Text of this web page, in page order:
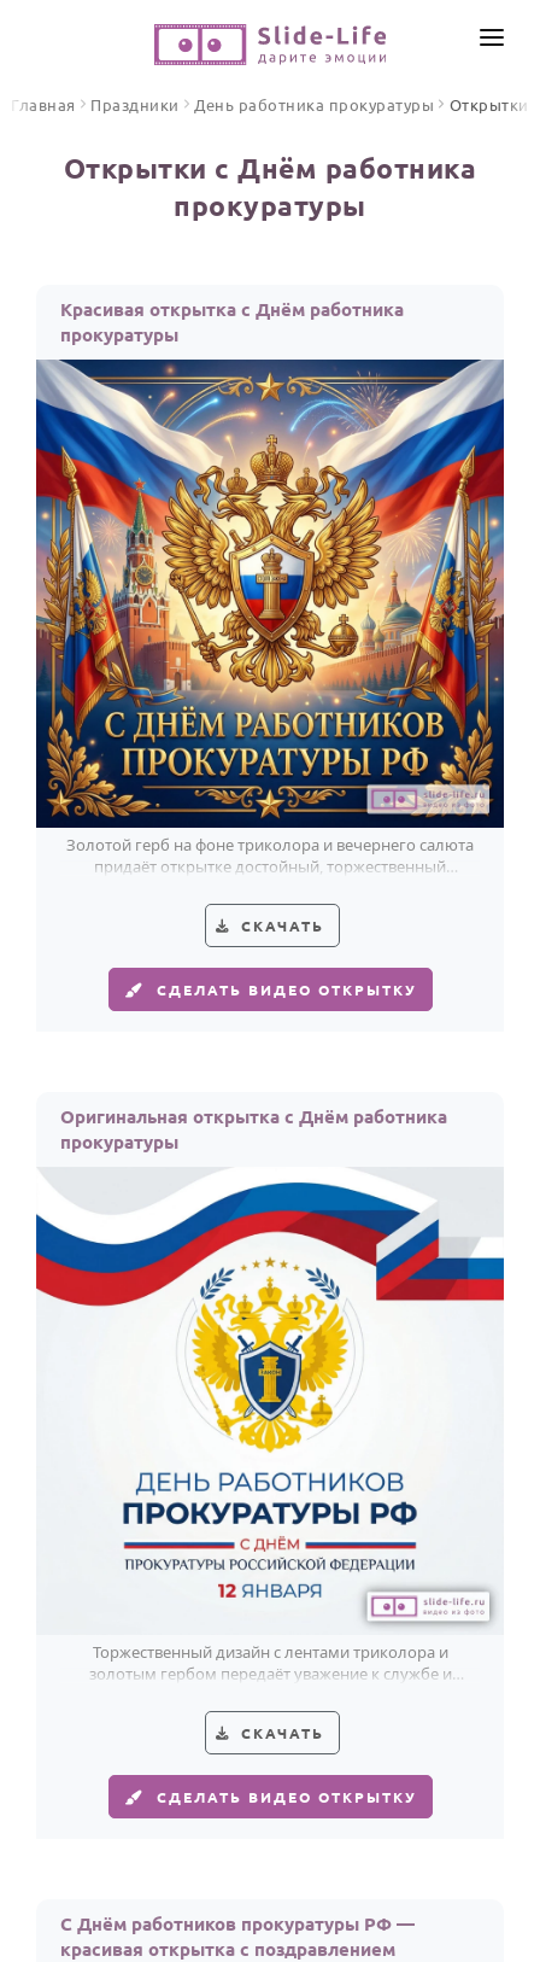
Открытки
Стихи и тексты
ПРАЗДНИКИ
С Днем рождения
Юбилей
Свадьба
Годовщина свадьбы
Календарь праздников
КОМУ
Женщине
Мужчине
Маме
Папе
Детям
Все родственники
ПЕРСОНАЛЬНЫЕ
Пожелания
ИНСТРУМЕНТЫ
ОТЗЫВЫ
Главная Праздники День работника прокуратуры Открытки
Открытки с Днём работника
прокуратуры
Красивая открытка с Днём работника
прокуратуры
Золотой герб на фоне триколора и вечернего салюта
придаёт открытке достойный, торжественный
СКАЧАТЬ
СДЕЛАТЬ ВИДЕО ОТКРЫТКУ
Оригинальная открытка с Днём работника
прокуратуры
Торжественный дизайн с лентами триколора и
золотым гербом передаёт уважение к службе и
СКАЧАТЬ
СДЕЛАТЬ ВИДЕО ОТКРЫТКУ
С Днём работников прокуратуры РФ —
красивая открытка с поздравлением